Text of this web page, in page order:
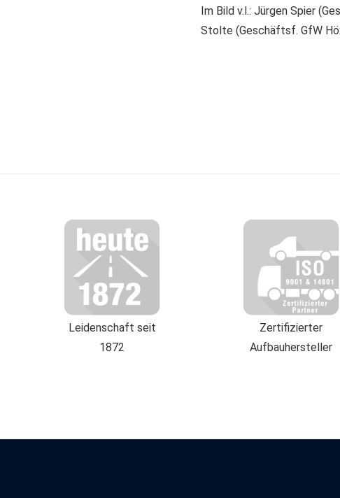
Im Bild v.l.: Jürgen Spier
Stolte (Geschäftsf. GfW
Leidenschaft seit
1872
Zertifizierter
Aufbauhersteller